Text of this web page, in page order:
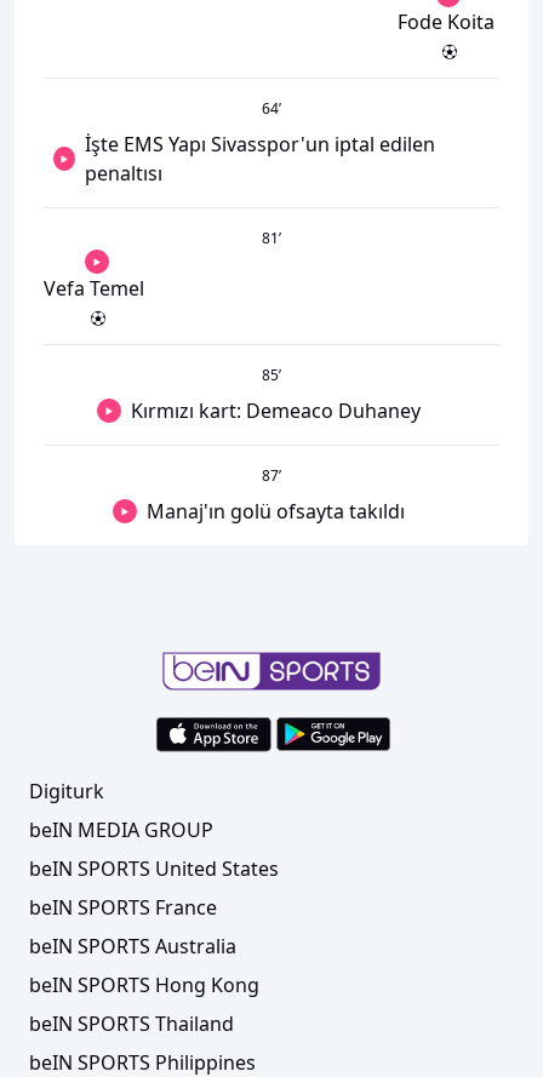
Fode Koita
64’
İşte EMS Yapı Sivasspor'un iptal edilen
penaltısı
81’
Vefa Temel
85’
Kırmızı kart: Demeaco Duhaney
87’
Manaj'ın golü ofsayta takıldı
Digiturk
beIN MEDIA GROUP
beIN SPORTS United States
beIN SPORTS France
beIN SPORTS Australia
beIN SPORTS Hong Kong
beIN SPORTS Thailand
beIN SPORTS Philippines